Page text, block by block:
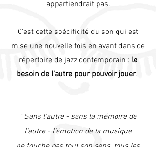
appartiendrait pas.
C'est cette spécificité du son qui est
mise une nouvelle fois en avant dans ce
répertoire de jazz contemporain : le
besoin de l'autre pour pouvoir jouer.
" Sans l'autre - sans la mémoire de
l'autre - l'émotion de la musique